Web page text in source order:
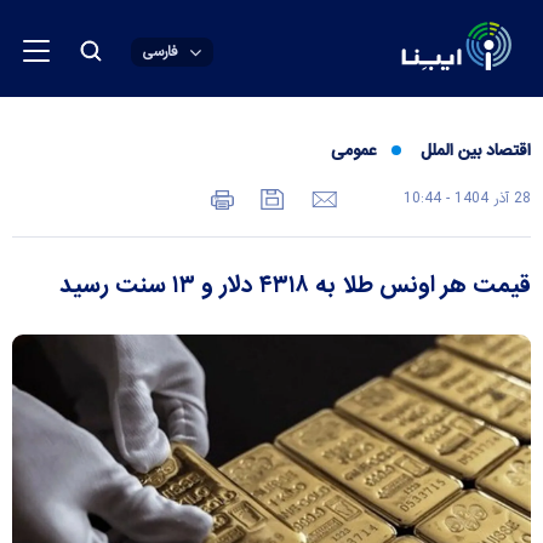
فارسی
اقتصاد بین الملل عمومی
28 آذر 1404 - 10:44
قیمت هر اونس طلا به ۴۳۱۸ دلار و ۱۳ سنت رسید